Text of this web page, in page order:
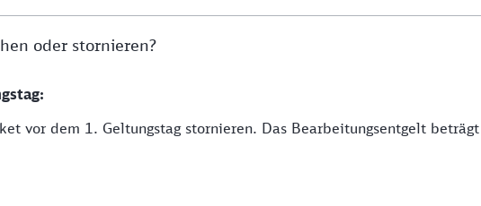
oder stornieren?
vor dem 1. Geltungstag stornieren. Das Bearbeitungsentgelt